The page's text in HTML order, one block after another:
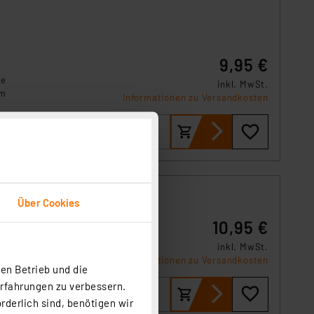
Über Cookies
Betrieb und die
zu verbessern.
sind, benötigen wir
9,95 €
inkl. MwSt.
Informationen zu Versandkosten
10,95 €
inkl. MwSt.
Informationen zu Versandkosten